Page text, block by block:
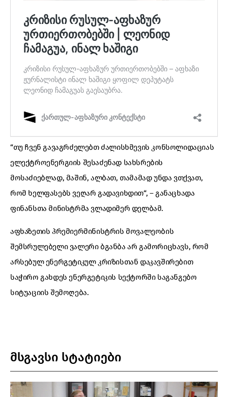
“თუ ჩვენ გავაგრძელებთ ძალისხმევის კონსოლიდაციას
ელექტროენერგიის შესაძენად სახსრების
მოსაძიებლად, მაშინ, ალბათ, თამამად უნდა ვთქვათ,
რომ ხელფასებს ვეღარ გადავიხდით“, – განაცხადა
ფინანსთა მინისტრმა ვლადიმერ დელბამ.
აფხაზეთის პრემიერმინისტრის მოვალეობის
შემსრულებელი ვალერი ბგანბა არ გამორიცხავს, ​​რომ
არსებულ ენერგეტიკულ კრიზისთან დაკავშირებით
საჭირო გახდეს ენერგეტიკის სექტორში საგანგებო
სიტუაციის შემოღება.
მსგავსი სტატიები